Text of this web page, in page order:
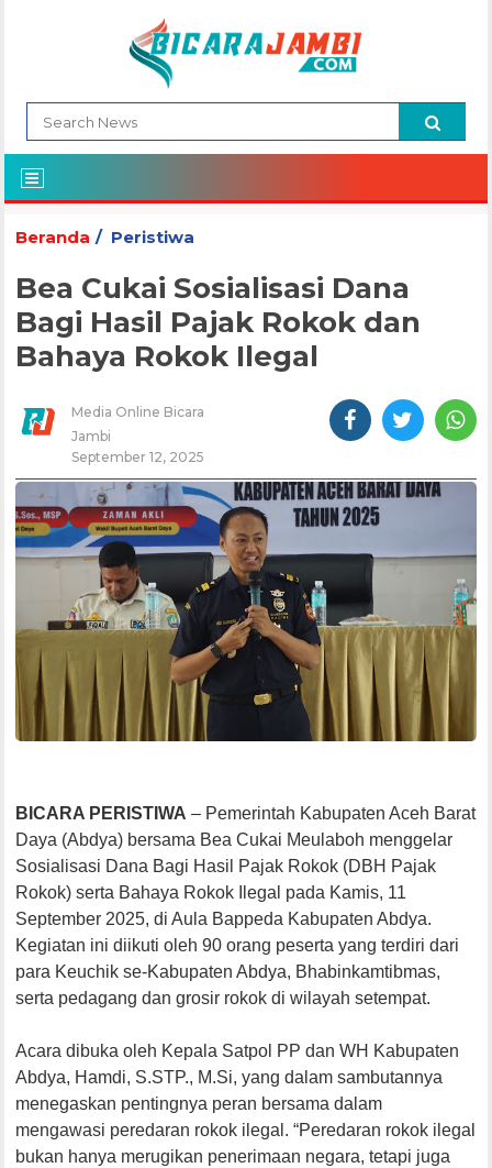
Beranda Peristiwa
Bea Cukai Sosialisasi Dana
Bagi Hasil Pajak Rokok dan
Bahaya Rokok Ilegal
Media Online Bicara
Jambi
September 12, 2025
BICARA PERISTIWA – Pemerintah Kabupaten Aceh Barat
Daya (Abdya) bersama Bea Cukai Meulaboh menggelar
Sosialisasi Dana Bagi Hasil Pajak Rokok (DBH Pajak
Rokok) serta Bahaya Rokok Ilegal pada Kamis, 11
September 2025, di Aula Bappeda Kabupaten Abdya.
Kegiatan ini diikuti oleh 90 orang peserta yang terdiri dari
para Keuchik se-Kabupaten Abdya, Bhabinkamtibmas,
serta pedagang dan grosir rokok di wilayah setempat.
Acara dibuka oleh Kepala Satpol PP dan WH Kabupaten
Abdya, Hamdi, S.STP., M.Si, yang dalam sambutannya
menegaskan pentingnya peran bersama dalam
mengawasi peredaran rokok ilegal. “Peredaran rokok ilegal
bukan hanya merugikan penerimaan negara, tetapi juga